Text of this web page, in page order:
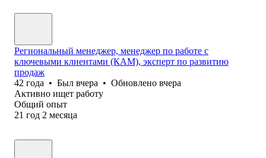
Региональный менеджер, менеджер по работе с
ключевыми клиентами (КАМ), эксперт по развитию
продаж
42 года • Был вчера • Обновлено вчера
Активно ищет работу
Общий опыт
21 год 2 месяца